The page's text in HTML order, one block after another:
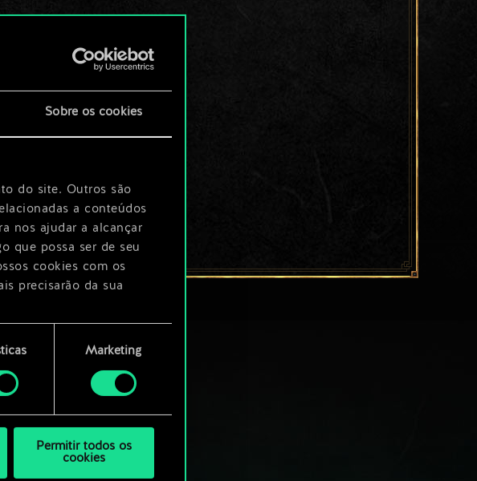
Sobre os cookies
do site. Outros são
a conteúdos
nos ajudar a alcançar
que possa ser de seu
cookies com os
precisarão da sua
de cookies e poderá
Marketing
Permitir todos os
cookies